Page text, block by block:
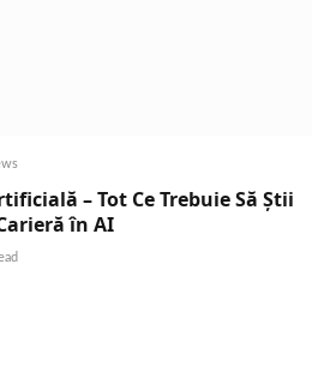
– Tot Ce Trebuie Să Știi
în AI